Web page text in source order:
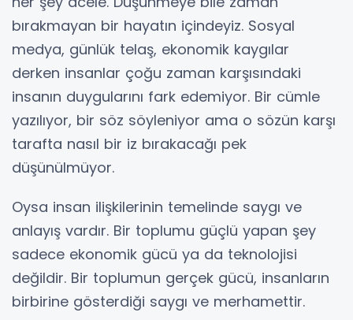
bırakmayan bir hayatın içindeyiz. Sosyal
medya, günlük telaş, ekonomik kaygılar
derken insanlar çoğu zaman karşısındaki
insanın duygularını fark edemiyor. Bir cümle
yazılıyor, bir söz söyleniyor ama o sözün karşı
tarafta nasıl bir iz bırakacağı pek
düşünülmüyor.
Oysa insan ilişkilerinin temelinde saygı ve
anlayış vardır. Bir toplumu güçlü yapan şey
sadece ekonomik gücü ya da teknolojisi
değildir. Bir toplumun gerçek gücü, insanların
birbirine gösterdiği saygı ve merhamettir.